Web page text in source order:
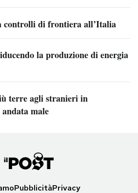
controlli di frontiera all’Italia
la produzione di energia
terre agli stranieri in
male
PubblicitàPrivacy